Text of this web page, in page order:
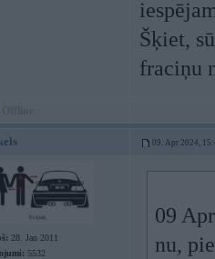
Šķiet,
fraciņu
09. Apr 2024,
28. Jan 2011
5532
09
nu,